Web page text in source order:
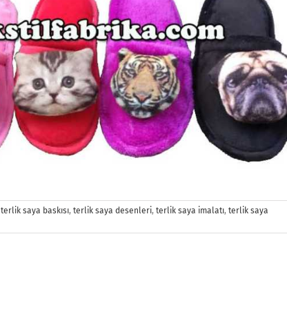
terlik saya baskısı, terlik saya desenleri, terlik saya imalatı, terlik saya